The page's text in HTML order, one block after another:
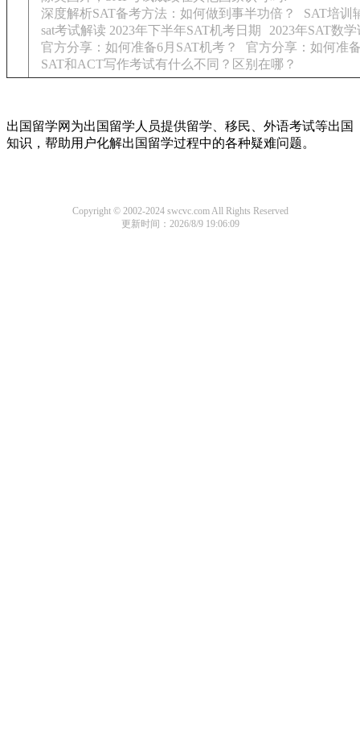
深度解析SAT备考方法：如何做到事半功倍？
SAT培训
sat考试解读 2023年下半年SAT机考日期
2023年SAT数
官方分享：如何准备6月SAT机考？
官方分享：如何准
SAT和ACT写作考试有什么不同？区别在哪？
出国留学网为出国留学人员提供留学、移民、外语考试等出国
知识，帮助用户化解出国留学过程中的各种疑难问题。
Copyright © 2002-2024 swcvc.com All Rights Reserved
更新时间：2026/8/9 19:06:09